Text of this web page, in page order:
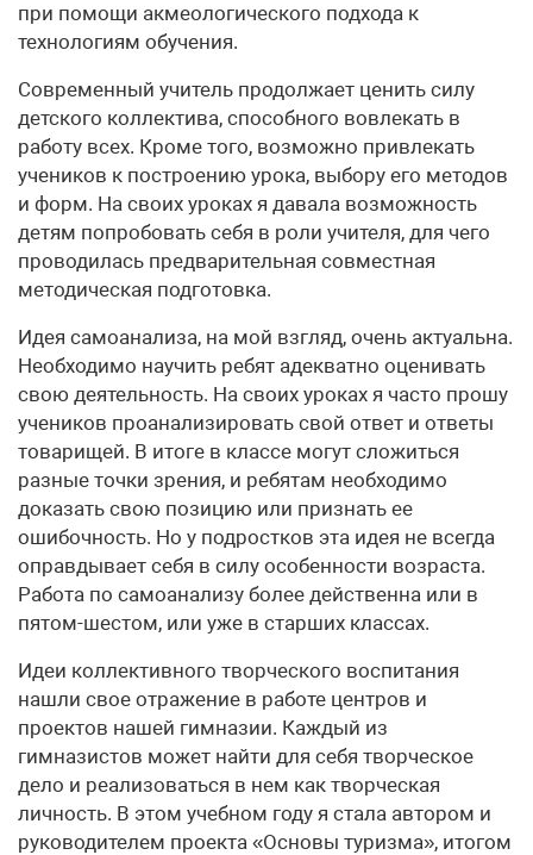
при помощи акмеологического подхода к
технологиям обучения.
Современный учитель продолжает ценить силу
детского коллектива, способного вовлекать в
работу всех. Кроме того, возможно привлекать
учеников к построению урока, выбору его методов
и форм. На своих уроках я давала возможность
детям попробовать себя в роли учителя, для чего
проводилась предварительная совместная
методическая подготовка.
Идея самоанализа, на мой взгляд, очень актуальна.
Необходимо научить ребят адекватно оценивать
свою деятельность. На своих уроках я часто прошу
учеников проанализировать свой ответ и ответы
товарищей. В итоге в классе могут сложиться
разные точки зрения, и ребятам необходимо
доказать свою позицию или признать ее
ошибочность. Но у подростков эта идея не всегда
оправдывает себя в силу особенности возраста.
Работа по самоанализу более действенна или в
пятом-шестом, или уже в старших классах.
Идеи коллективного творческого воспитания
нашли свое отражение в работе центров и
проектов нашей гимназии. Каждый из
гимназистов может найти для себя творческое
дело и реализоваться в нем как творческая
личность. В этом учебном году я стала автором и
руководителем проекта «Основы туризма», итогом